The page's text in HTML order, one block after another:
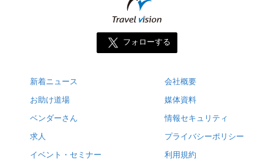
フォローする
新着ニュース
お助け道場
ベンダーさん
求人
イベント・セミナー
会社概要
媒体資料
情報セキュリティ
プライバシーポリシー
利用規約